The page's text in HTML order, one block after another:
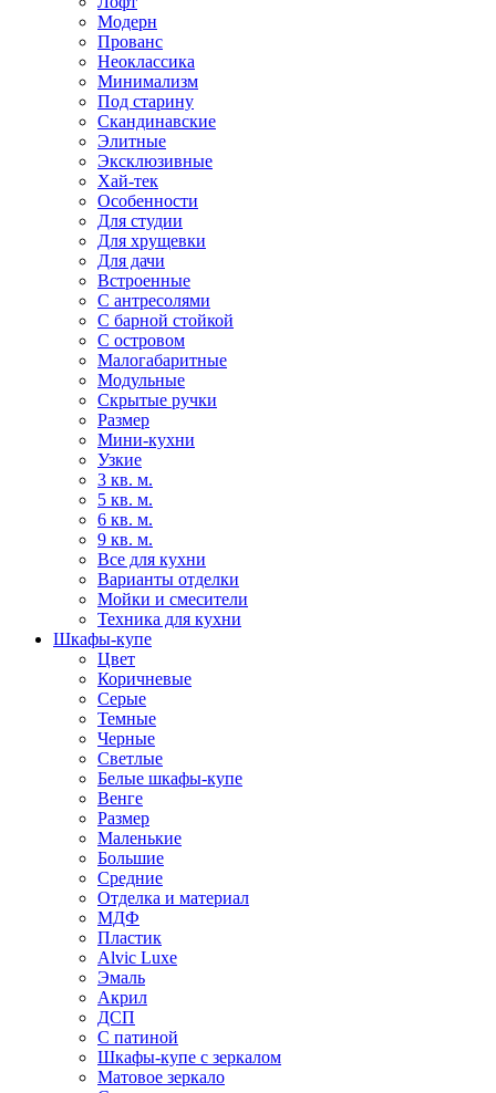
Модерн
Прованс
Неоклассика
Минимализм
Под старину
Скандинавские
Элитные
Эксклюзивные
Хай-тек
Особенности
Для студии
Для хрущевки
Для дачи
Встроенные
С антресолями
С барной стойкой
С островом
Малогабаритные
Модульные
Скрытые ручки
Размер
Мини-кухни
Узкие
3 кв. м.
5 кв. м.
6 кв. м.
9 кв. м.
Все для кухни
Варианты отделки
Мойки и смесители
Техника для кухни
Шкафы-купе
Цвет
Коричневые
Серые
Темные
Черные
Светлые
Белые шкафы-купе
Венге
Размер
Маленькие
Большие
Средние
Отделка и материал
МДФ
Пластик
Alvic Luxe
Эмаль
Акрил
ДСП
С патиной
Шкафы-купе с зеркалом
Матовое зеркало